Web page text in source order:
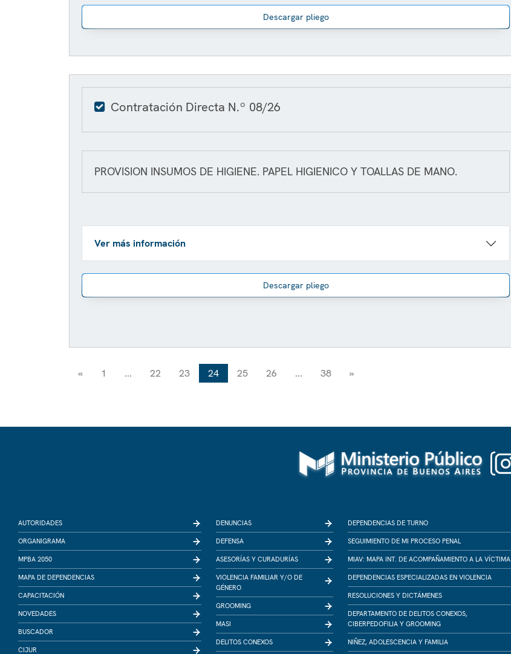
Descargar pliego
Contratación Directa N.º 08/26
PROVISION INSUMOS DE HIGIENE. PAPEL HIGIENICO Y TOALLAS DE MANO.
Ver más información
Descargar pliego
« 1 ... 22 23 24 25 26 ... 38 »
AUTORIDADES
ORGANIGRAMA
MPBA 2050
MAPA DE DEPENDENCIAS
CAPACITACIÓN
NOVEDADES
BUSCADOR
CIJUR
DENUNCIAS
DEFENSA
ASESORÍAS Y CURADURÍAS
VIOLENCIA FAMILIAR Y/O DE
GÉNERO
GROOMING
MASI
DELITOS CONEXOS
DEPENDENCIAS DE TURNO
SEGUIMIENTO DE MI PROCESO PENAL
MIAV: MAPA INT. DE ACOMPAÑAMIENTO A LA VÍCTIMA
DEPENDENCIAS ESPECIALIZADAS EN VIOLENCIA
RESOLUCIONES Y DICTÁMENES
DEPARTAMENTO DE DELITOS CONEXOS,
CIBERPEDOFILIA Y GROOMING
NIÑEZ, ADOLESCENCIA Y FAMILIA